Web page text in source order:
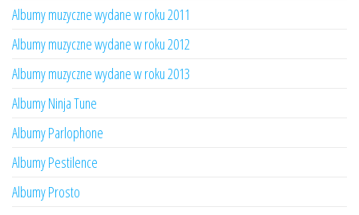
Albumy muzyczne wydane w roku 2011
Albumy muzyczne wydane w roku 2012
Albumy muzyczne wydane w roku 2013
Albumy Ninja Tune
Albumy Parlophone
Albumy Pestilence
Albumy Prosto